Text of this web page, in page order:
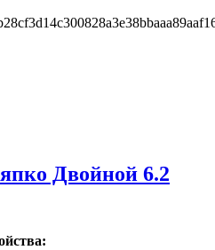
Двойной 6.2